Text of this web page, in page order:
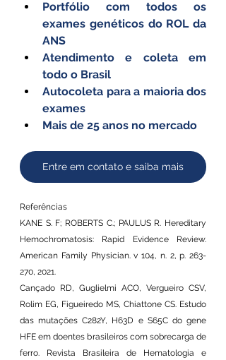
Portfólio com todos os
exames genéticos do ROL da
ANS
Atendimento e coleta em
todo o Brasil
Autocoleta para a maioria dos
exames
Mais de 25 anos no mercado
Entre em contato e saiba mais
Referências
KANE S. F; ROBERTS C.; PAULUS R. Hereditary
Hemochromatosis: Rapid Evidence Review.
American Family Physician. v 104, n. 2, p. 263-
270, 2021.
Cançado RD, Guglielmi ACO, Vergueiro CSV,
Rolim EG, Figueiredo MS, Chiattone CS. Estudo
das mutações C282Y, H63D e S65C do gene
HFE em doentes brasileiros com sobrecarga de
ferro. Revista Brasileira de Hematologia e